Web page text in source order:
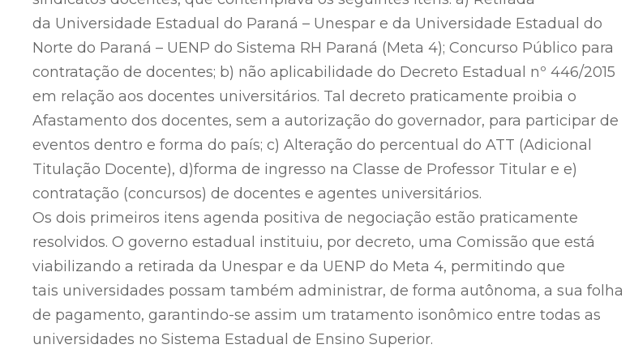
da Universidade Estadual do Paraná – Unespar e da Universidade Estadual do
Norte do Paraná – UENP do Sistema RH Paraná (Meta 4); Concurso Público para
contratação de docentes; b) não aplicabilidade do Decreto Estadual nº 446/2015
em relação aos docentes universitários. Tal decreto praticamente proibia o
Afastamento dos docentes, sem a autorização do governador, para participar de
eventos dentro e forma do país; c) Alteração do percentual do ATT (Adicional
Titulação Docente), d)forma de ingresso na Classe de Professor Titular e e)
contratação (concursos) de docentes e agentes universitários.
Os dois primeiros itens agenda positiva de negociação estão praticamente
resolvidos. O governo estadual instituiu, por decreto, uma Comissão que está
viabilizando a retirada da Unespar e da UENP do Meta 4, permitindo que
tais universidades possam também administrar, de forma autônoma, a sua folha
de pagamento, garantindo-se assim um tratamento isonômico entre todas as
universidades no Sistema Estadual de Ensino Superior.